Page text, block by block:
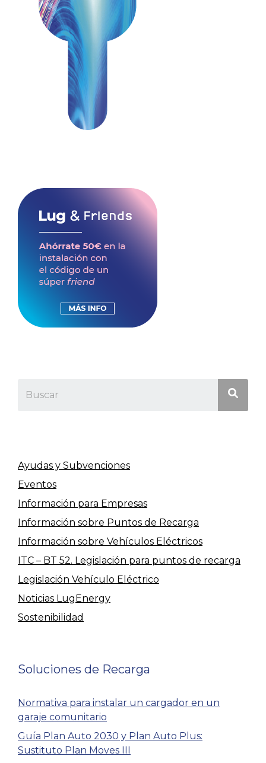
Ayudas y Subvenciones
Eventos
Información para Empresas
Información sobre Puntos de Recarga
Información sobre Vehículos Eléctricos
ITC – BT 52. Legislación para puntos de recarga
Legislación Vehículo Eléctrico
Noticias LugEnergy
Sostenibilidad
Soluciones de Recarga
Normativa para instalar un cargador en un
garaje comunitario
Guía Plan Auto 2030 y Plan Auto Plus:
Sustituto Plan Moves III